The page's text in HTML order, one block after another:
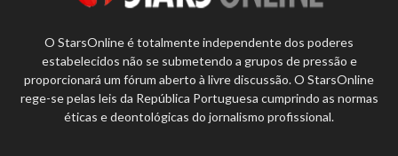
O StarsOnline é totalmente independente dos poderes
estabelecidos não se submetendo a grupos de pressão e
proporcionará um fórum aberto à livre discussão. O StarsOnline
rege-se pelas leis da República Portuguesa cumprindo as normas
éticas e deontológicas do jornalismo profissional.